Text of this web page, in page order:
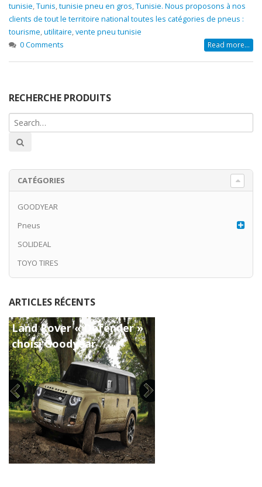
tunisie,Tunis,tunisie pneu en gros,Tunisie. Nous proposons à nos
clients de tout le territoire national toutes les catégories de pneus :
tourisme,utilitaire,vente pneu tunisie
0 Comments
Read more...
RECHERCHE PRODUITS
CATÉGORIES
GOODYEAR
Pneus
SOLIDEAL
TOYO TIRES
ARTICLES RÉCENTS
Land Rover « Defender »
choisi Goodyear